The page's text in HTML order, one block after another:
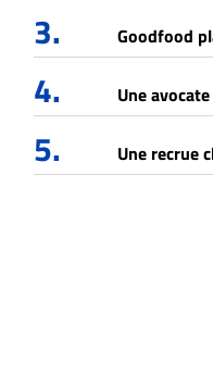
3. Goodfood
4. Une
5. Une recrue